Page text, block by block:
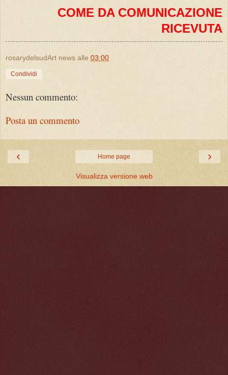
COME DA COMUNICAZIONE
RICEVUTA
rosarydelsudArt news alle 03:00
Condividi
Nessun commento:
Posta un commento
‹ ›
Home page
Visualizza versione web